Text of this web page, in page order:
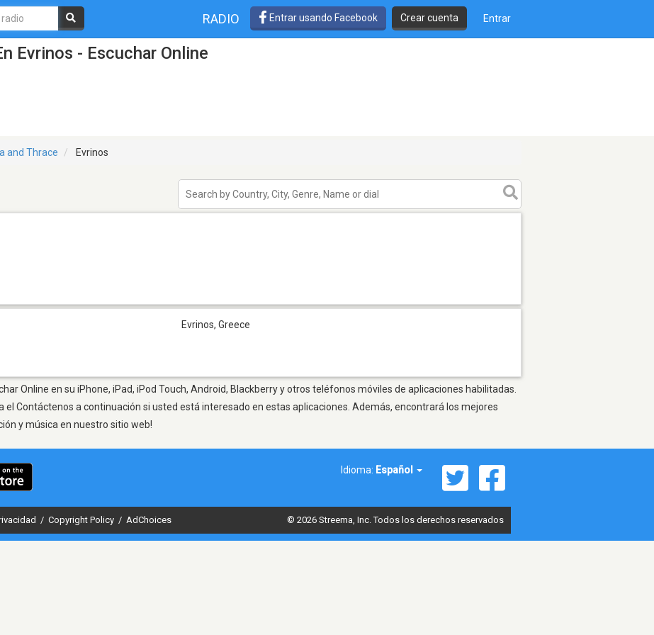
RADIO Entrar usando Facebook Crear cuenta Entrar
Evrinos - Escuchar Online
and Thrace Evrinos
Evrinos, Greece
Online en su iPhone, iPad, iPod Touch, Android, Blackberry y otros teléfonos móviles de aplicaciones habilitadas.
el Contáctenos a continuación si usted está interesado en estas aplicaciones. Además, encontrará los mejores
y música en nuestro sitio web!
Idioma: Español
/ Copyright Policy / AdChoices © 2026 Streema, Inc. Todos los derechos reservados